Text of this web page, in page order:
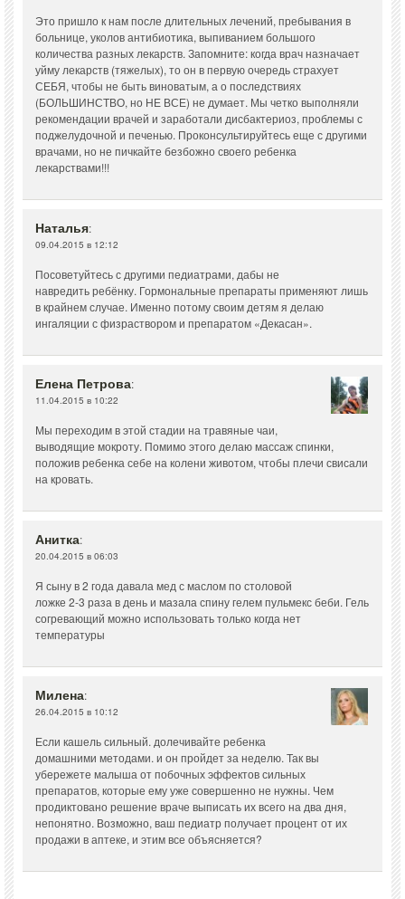
Это пришло к нам после длительных лечений, пребывания в
больнице, уколов антибиотика, выпиванием большого
количества разных лекарств. Запомните: когда врач назначает
уйму лекарств (тяжелых), то он в первую очередь страхует
СЕБЯ, чтобы не быть виноватым, а о последствиях
(БОЛЬШИНСТВО, но НЕ ВСЕ) не думает. Мы четко выполняли
рекомендации врачей и заработали дисбактериоз, проблемы с
поджелудочной и печенью. Проконсультируйтесь еще с другими
врачами, но не пичкайте безбожно своего ребенка
лекарствами!!!
Наталья:
09.04.2015 в 12:12
Посоветуйтесь с другими педиатрами, дабы не
навредить ребёнку. Гормональные препараты применяют лишь
в крайнем случае. Именно потому своим детям я делаю
ингаляции с физраствором и препаратом «Декасан».
Елена Петрова:
11.04.2015 в 10:22
Мы переходим в этой стадии на травяные чаи,
выводящие мокроту. Помимо этого делаю массаж спинки,
положив ребенка себе на колени животом, чтобы плечи свисали
на кровать.
Анитка:
20.04.2015 в 06:03
Я сыну в 2 года давала мед с маслом по столовой
ложке 2-3 раза в день и мазала спину гелем пульмекс беби. Гель
согревающий можно использовать только когда нет
температуры
Милена:
26.04.2015 в 10:12
Если кашель сильный. долечивайте ребенка
домашними методами. и он пройдет за неделю. Так вы
убережете малыша от побочных эффектов сильных
препаратов, которые ему уже совершенно не нужны. Чем
продиктовано решение враче выписать их всего на два дня,
непонятно. Возможно, ваш педиатр получает процент от их
продажи в аптеке, и этим все объясняется?